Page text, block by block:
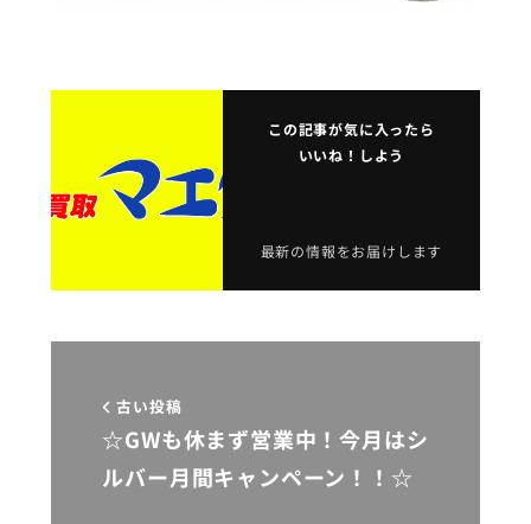
この記事が気に入ったら
いいね！しよう
最新の情報をお届けします
古い投稿
☆GWも休まず営業中！今月はシ
ルバー月間キャンペーン！！☆